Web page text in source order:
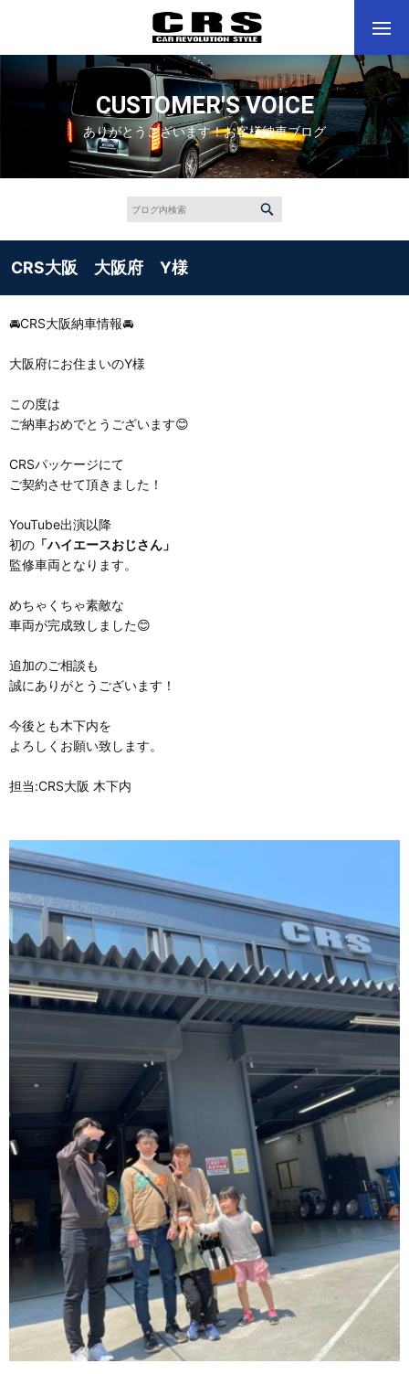
CUSTOMER'S VOICE
ありがとうございます！お客様納車ブログ
CRS大阪 大阪府 Y様
🚘CRS大阪納車情報🚘
大阪府にお住まいのY様
この度は
ご納車おめでとうございます😊
CRSパッケージにて
ご契約させて頂きました！
YouTube出演以降
初の 「ハイエースおじさん」
監修車両となります。
めちゃくちゃ素敵な
車両が完成致しました😊
追加のご相談も
誠にありがとうございます！
今後とも木下内を
よろしくお願い致します。
担当:CRS大阪 木下内